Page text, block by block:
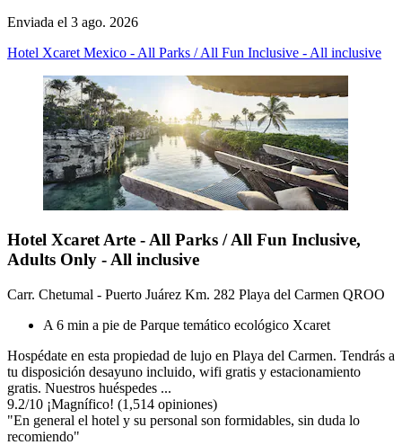
Enviada el 3 ago. 2026
Hotel Xcaret Mexico - All Parks / All Fun Inclusive - All inclusive
Hotel Xcaret Arte - All Parks / All Fun Inclusive,
Adults Only - All inclusive
Carr. Chetumal - Puerto Juárez Km. 282 Playa del Carmen QROO
A 6 min a pie de Parque temático ecológico Xcaret
Hospédate en esta propiedad de lujo en Playa del Carmen. Tendrás a
tu disposición desayuno incluido, wifi gratis y estacionamiento
gratis. Nuestros huéspedes ...
9.2/10 ¡Magnífico! (1,514 opiniones)
"En general el hotel y su personal son formidables, sin duda lo
recomiendo"